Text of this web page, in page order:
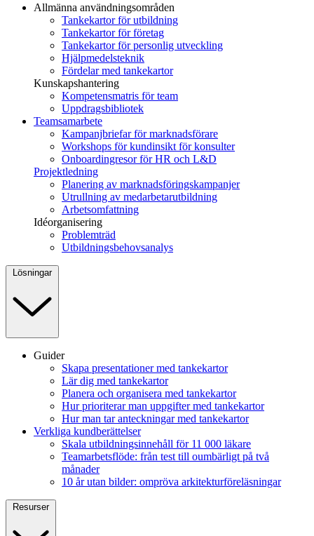
Allmänna användningsområden
Tankekartor för utbildning
Tankekartor för företag
Tankekartor för personlig utveckling
Hjälpmedelsteknik
Fördelar med tankekartor
Kunskapshantering
Kompetensmatris för team
Uppdragsbibliotek
Teamsamarbete
Kampanjbriefar för marknadsförare
Workshops för kundinsikt för konsulter
Onboardingresor för HR och L&D
Projektledning
Planering av marknadsföringskampanjer
Utrullning av medarbetarutbildning
Arbetsomfattning
Idéorganisering
Problemträd
Utbildningsbehovsanalys
Lösningar
Guider
Skapa presentationer med tankekartor
Lär dig med tankekartor
Planera och organisera med tankekartor
Hur prioriterar man uppgifter med tankekartor
Hur man tar anteckningar med tankekartor
Verkliga kundberättelser
Skala utbildningsinnehåll för 11 000 läkare
Teamarbetsflöde: från test till oumbärligt på två
månader
10 år utan bilder: ompröva arkitekturföreläsningar
Resurser